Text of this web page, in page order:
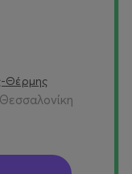
Θέρμης